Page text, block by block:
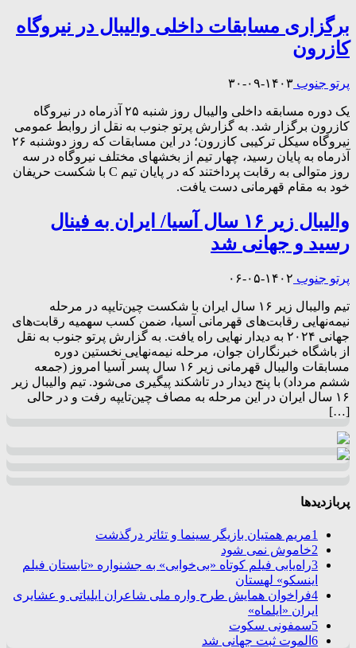
برگزاری مسابقات داخلی والیبال در نیروگاه
کازرون
پرتو جنوب ۱۴۰۳-۰۹-۳۰
یک دوره مسابقه داخلی والیبال روز شنبه ۲۵ آذرماه در نیروگاه
کازرون برگزار شد. به گزارش پرتو جنوب به نقل از روابط عمومی
نیروگاه سیکل ترکیبی کازرون؛ در این مسابقات که روز دوشنبه ۲۶
آذرماه به پایان رسید، چهار تیم از بخشهای مختلف نیروگاه در سه
روز متوالی به رقابت پرداختند که در پایان تیم C با شکست حریفان
خود به مقام قهرمانی دست یافت.
والیبال زیر ۱۶ سال آسیا/ ایران به فینال
رسید و جهانی شد
پرتو جنوب ۱۴۰۲-۰۵-۰۶
تیم والیبال زیر ۱۶ سال ایران با شکست چین‌تایپه در مرحله
نیمه‌نهایی رقابت‌های قهرمانی آسیا، ضمن کسب سهمیه رقابت‌های
جهانی ۲۰۲۴ به دیدار نهایی راه یافت. به گزارش پرتو جنوب به نقل
از باشگاه خبرنگاران جوان، مرحله نیمه‌نهایی نخستین دوره
مسابقات والیبال قهرمانی زیر ۱۶ سال پسر آسیا امروز (جمعه
ششم مرداد) با پنج دیدار در تاشکند پیگیری می‌شود. تیم والیبال زیر
۱۶ سال ایران در این مرحله به مصاف چین‌تایپه رفت و در حالی
[…]
پربازدیدها
1مریم همتیان بازیگر سینما و تئاتر درگذشت
2خاموش نمی شود
3راه‌یابی فیلم کوتاه «بی‌خوابی» به جشنواره «تابستان فیلم
اینسکو» لهستان
4فراخوان همایش طرح واره ملی شاعران ایلیاتی و عشایری
ایران «ایلماه»
5سمفونی سکوت
6 الموت ثبت جهانی شد